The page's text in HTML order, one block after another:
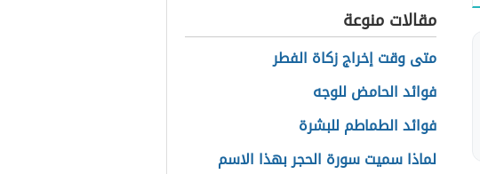
المستقرة
الرقمية
مقالات منوعة
متى وقت إخراج زكاة الفطر
فوائد الحامض للوجه
فوائد الطماطم للبشرة
لماذا سميت سورة الحجر بهذا الاسم